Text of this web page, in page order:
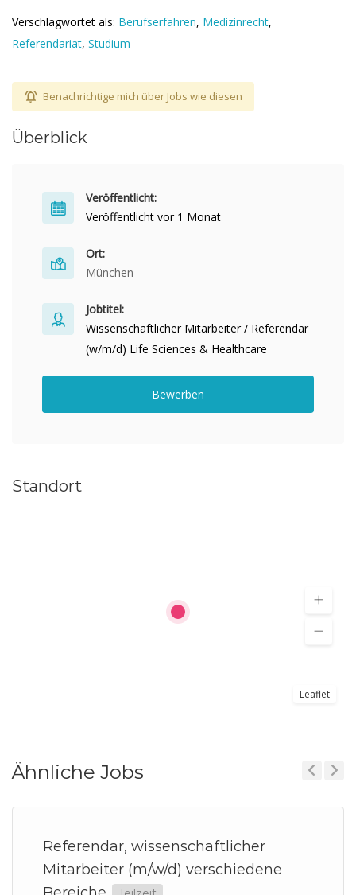
Verschlagwortet als: Berufserfahren, Medizinrecht,
Referendariat, Studium
Benachrichtige mich über Jobs wie diesen
Überblick
Veröffentlicht:
Veröffentlicht vor 1 Monat
Ort:
München
Jobtitel:
Wissenschaftlicher Mitarbeiter / Referendar
(w/m/d) Life Sciences & Healthcare
Bewerben
Standort
Leaflet
Ähnliche Jobs
Referendar, wissenschaftlicher
Mitarbeiter (m/w/d) verschiedene